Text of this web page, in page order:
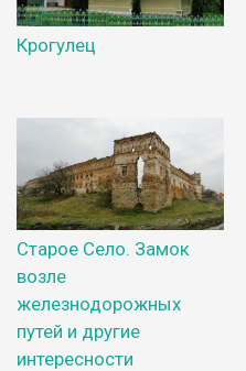
Крогулец
Старое Село. Замок
возле
железнодорожных
путей и другие
интересности